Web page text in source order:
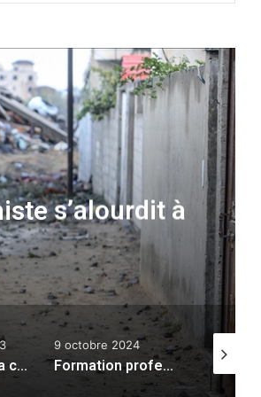
Restaurants
9 octobre 2024
Formation professionnelle session octobre 2024 à Sidi Bel Abbés : 6.550 places pédagogiques et quatre nouvelles spécialités ouvertes
13 janvier 2026